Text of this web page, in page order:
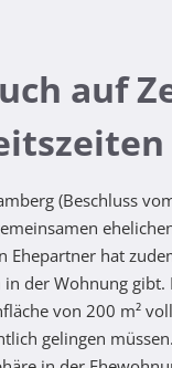
auf
(Beschluss
Ehepartner hat
der Wohnung
von 200 m²
gelingen